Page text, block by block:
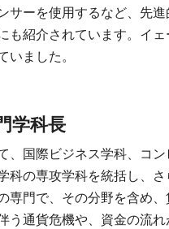
サーを使用するなど、先
も紹介されています。イ
ました。
学科長
、国際ビジネス学科、コ
の専攻学科を統括し、
門で、その分野を含め
う通貨危機や、資金の流